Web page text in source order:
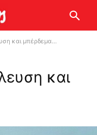
και μπέρδεμα…
και